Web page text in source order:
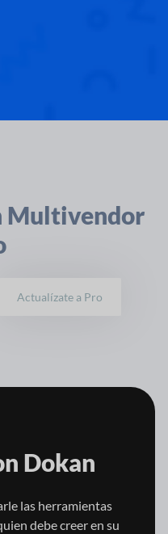
Multivendor
Actualízate a Pro
Dokan
las herramientas
debe creer en su